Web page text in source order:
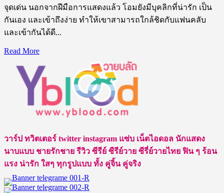
จุดเด่น นอกจากฝีมือการแสดงแล้ว โอมยังมีบุคลิกที่น่ารัก เป็น
กันเอง และเข้าถึงง่าย ทำให้เขาสามารถใกล้ชิดกับแฟนคลับ
และเข้ากันได้ดี...
Read MoreRead
about
เปิด
ประวัติ
โอม
ภวัต
รุ่ง
สาย
วาย
สุด
วาร์ป ทวิตเตอร์ twitter instagram แซ่บ เน็ตไอดอล นักแสดง
นาบแบบ ชายรักชาย รีวิว ซีรีย์ ซีรีย์วาย ซีรี่ย์วายไทย ฟิน ๆ ร้อน
แรง น่ารัก ใสๆ ทุกรูปแบบ ทั้ง คู่จิ้น คู่จริง